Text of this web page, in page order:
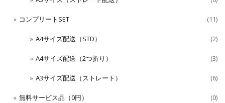
コンプリートSET (11)
A4サイズ配送（STD） (2)
A4サイズ配送（2つ折り） (3)
A3サイズ配送（ストレート） (6)
無料サービス品（0円） (0)